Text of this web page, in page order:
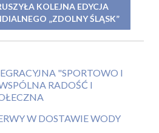
KOLEJNA EDYCJA
„ZDOLNY ŚLĄSK”
"SPORTOWO I
RADOŚĆ I
W DOSTAWIE WODY